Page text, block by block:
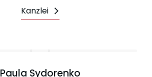
Kanzlei
Paula Sydorenko